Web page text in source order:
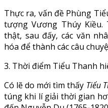
Thực ra, vấn đề Phùng
tượng Vương Thúy
thật, sau đấy, các văn
hóa để thành các câu
3. Thời điểm Tiểu Thanh
Có lẽ do mới tìm thấy Tiểu
túng khi lí giải thời gian